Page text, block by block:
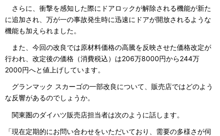
さらに、衝撃を感知した際にドアロックが解除される機能が新た
に追加され、万が一の事故発生時に迅速にドアが開放されるような
機能も加えられました。
また、今回の改良では原材料価格の高騰を反映させた価格改定が
行われ、改定後の価格（消費税込）は206万8000円から244万
2000円へと値上げしています。
グランマック スカーゴの一部改良について、販売店ではどのよう
な反響があるのでしょうか。
関東圏のダイハツ販売店担当者は次のように話します。
「現在定期的にお問い合わせをいただいており、需要の多様さが伺